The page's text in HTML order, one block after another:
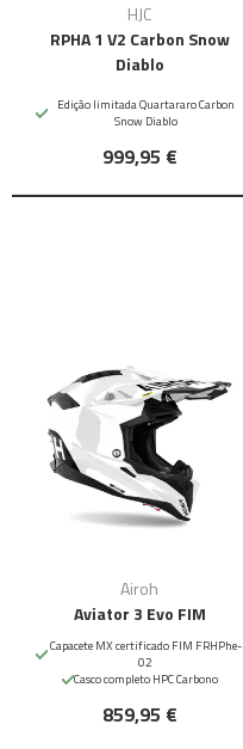
HJC
RPHA 1 V2 Carbon Snow
Diablo
Edição limitada Quartararo Carbon
Snow Diablo
999,95 €
Airoh
Aviator 3 Evo FIM
Capacete MX certificado FIM FRHPhe-
02
Casco completo HPC Carbono
859,95 €